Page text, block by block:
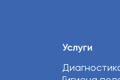
Услуги